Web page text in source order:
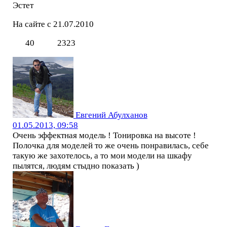
Эстет
На сайте с 21.07.2010
40
2323
Евгений Абулханов
01.05.2013, 09:58
Очень эффектная модель ! Тонировка на высоте !
Полочка для моделей то же очень понравилась, себе
такую же захотелось, а то мои модели на шкафу
пылятся, людям стыдно показать )